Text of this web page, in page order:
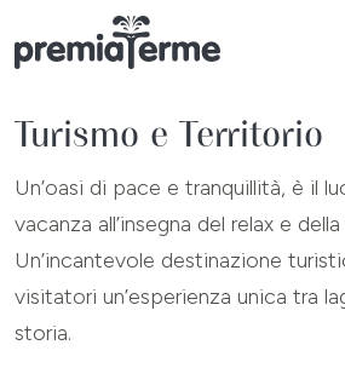
Turismo e Territorio
Un’oasi di pace e tranquillità, è il
vacanza all’insegna del relax e
Un’incantevole destinazione
visitatori un’esperienza unica tra
storia.